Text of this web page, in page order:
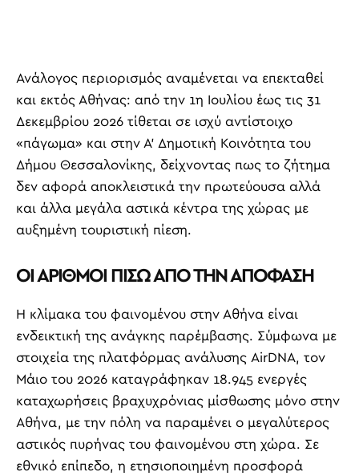
Ανάλογος περιορισμός αναμένεται να επεκταθεί
και εκτός Αθήνας: από την 1η Ιουλίου έως τις 31
Δεκεμβρίου 2026 τίθεται σε ισχύ αντίστοιχο
«πάγωμα» και στην Α’ Δημοτική Κοινότητα του
Δήμου Θεσσαλονίκης, δείχνοντας πως το ζήτημα
δεν αφορά αποκλειστικά την πρωτεύουσα αλλά
και άλλα μεγάλα αστικά κέντρα της χώρας με
αυξημένη τουριστική πίεση.
ΟΙ ΑΡΙΘΜΟΙ ΠΙΣΩ ΑΠΟ ΤΗΝ ΑΠΟΦΑΣΗ
Η κλίμακα του φαινομένου στην Αθήνα είναι
ενδεικτική της ανάγκης παρέμβασης. Σύμφωνα με
στοιχεία της πλατφόρμας ανάλυσης AirDNA, τον
Μάιο του 2026 καταγράφηκαν 18.945 ενεργές
καταχωρήσεις βραχυχρόνιας μίσθωσης μόνο στην
Αθήνα, με την πόλη να παραμένει ο μεγαλύτερος
αστικός πυρήνας του φαινομένου στη χώρα. Σε
εθνικό επίπεδο, η ετησιοποιημένη προσφορά